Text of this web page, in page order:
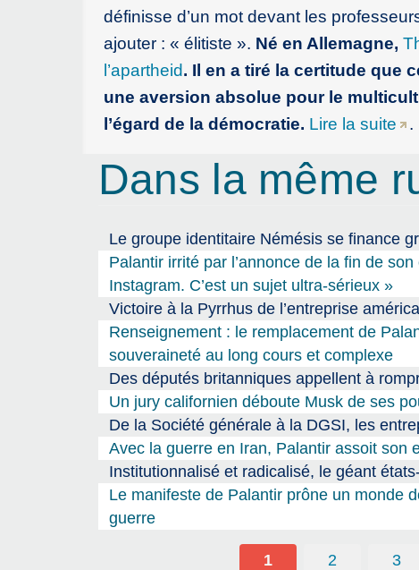
définisse d’un mot devant les
ajouter : « élitiste ». Né en Allemagne,
l’apartheid. Il en a tiré la certitude que
une aversion absolue pour le
l’égard de la démocratie. Lire la suite .
Dans la même
Le groupe identitaire Némésis se finance
Palantir irrité par l’annonce de la fin de
Instagram. C’est un sujet ultra-sérieux »
Victoire à la Pyrrhus de l’entreprise
Renseignement : le remplacement de
souveraineté au long cours et complexe
Des députés britanniques appellent à
Un jury californien déboute Musk de ses
De la Société générale à la DGSI, les
Avec la guerre en Iran, Palantir assoit son
Institutionnalisé et radicalisé, le géant
Le manifeste de Palantir prône un monde
guerre
1 2 3